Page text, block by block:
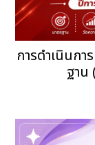
การดำเนินก
ฐาน